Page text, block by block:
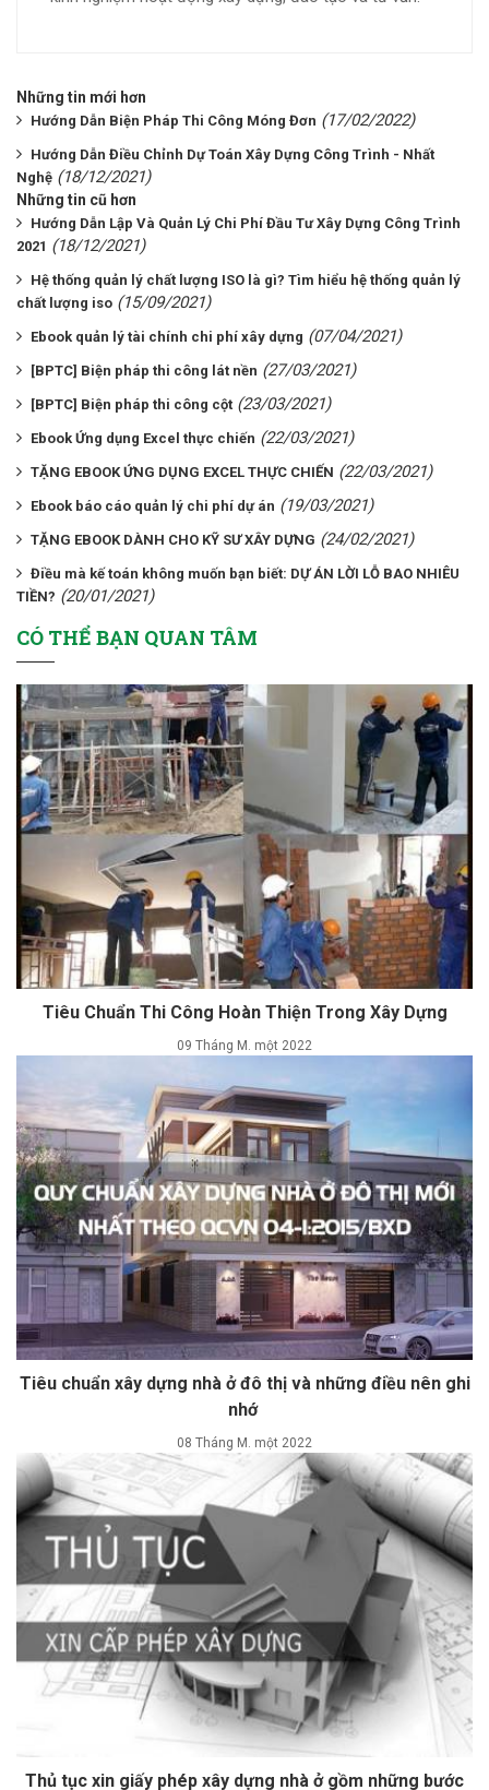
Những tin mới hơn
Hướng Dẫn Biện Pháp Thi Công Móng Đơn (17/02/2022)
Hướng Dẫn Điều Chỉnh Dự Toán Xây Dựng Công Trình - Nhất
Nghệ (18/12/2021)
Những tin cũ hơn
Hướng Dẫn Lập Và Quản Lý Chi Phí Đầu Tư Xây Dựng Công Trình
2021 (18/12/2021)
Hệ thống quản lý chất lượng ISO là gì? Tìm hiểu hệ thống quản lý
chất lượng iso (15/09/2021)
Ebook quản lý tài chính chi phí xây dựng (07/04/2021)
[BPTC] Biện pháp thi công lát nền (27/03/2021)
[BPTC] Biện pháp thi công cột (23/03/2021)
Ebook Ứng dụng Excel thực chiến (22/03/2021)
TẶNG EBOOK ỨNG DỤNG EXCEL THỰC CHIẾN (22/03/2021)
Ebook báo cáo quản lý chi phí dự án (19/03/2021)
TẶNG EBOOK DÀNH CHO KỸ SƯ XÂY DỰNG (24/02/2021)
Điều mà kế toán không muốn bạn biết: DỰ ÁN LỜI LỖ BAO NHIÊU
TIỀN? (20/01/2021)
CÓ THỂ BẠN QUAN TÂM
Tiêu Chuẩn Thi Công Hoàn Thiện Trong Xây Dựng
09 Tháng M. một 2022
Tiêu chuẩn xây dựng nhà ở đô thị và những điều nên ghi
nhớ
08 Tháng M. một 2022
Thủ tục xin giấy phép xây dựng nhà ở gồm những bước